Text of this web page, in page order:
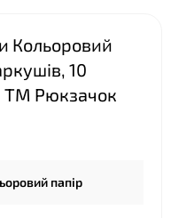
Кольоровий
10
ТМ Рюкзачок
папір